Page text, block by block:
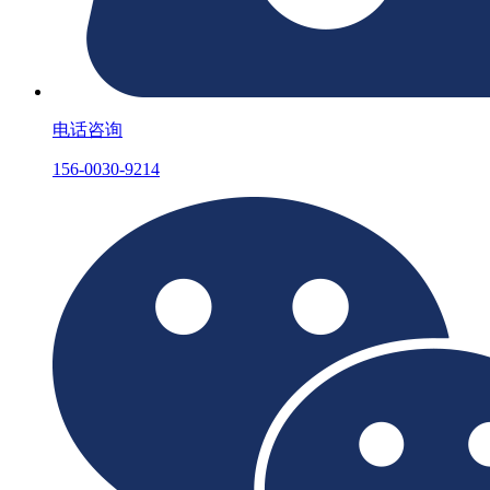
电话咨询
156-0030-9214